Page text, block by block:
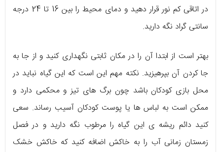
در اتاقی کم نور قرار دهید و دمای محیط را بین 16 تا 24 درجه
سانتی گراد نگه دارید.
بهتر است از ابتدا آن را در مکان ثابتی نگهداری کنید و از جا به
جا کردن آن بپرهیزید. نکته مهم این است که این گیاه نباید در
محل بازی کودکان باشد چون برگ های تیز و محکمی دارد و
ممکن است به لباس ها یا پوست کودکان آسیب رساند. سعی
کنید دائم ریشه ی این گیاه را مرطوب نگه دارید و در فصل
زمستان زمانی آب را به خاکش اضافه کنید که خاکش خشک